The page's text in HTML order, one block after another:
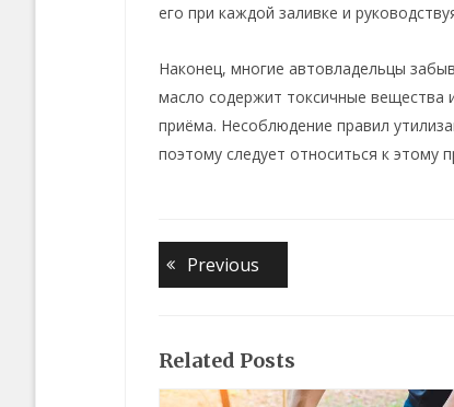
его при каждой заливке и
Наконец, многие автовладельцы
масло содержит токсичные вещества
приёма. Несоблюдение правил
поэтому следует относиться к этому
Навигация
по
Previous
post:
Related Posts